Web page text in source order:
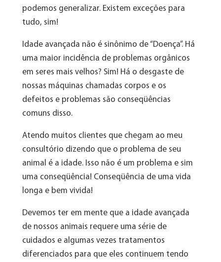
podemos generalizar. Existem exceções para
tudo, sim!
Idade avançada não é sinônimo de “Doença”. Há
uma maior incidência de problemas orgânicos
em seres mais velhos? Sim! Há o desgaste de
nossas máquinas chamadas corpos e os
defeitos e problemas são conseqüências
comuns disso.
Atendo muitos clientes que chegam ao meu
consultório dizendo que o problema de seu
animal é a idade. Isso não é um problema e sim
uma conseqüência! Conseqüência de uma vida
longa e bem vivida!
Devemos ter em mente que a idade avançada
de nossos animais requere uma série de
cuidados e algumas vezes tratamentos
diferenciados para que eles continuem tendo